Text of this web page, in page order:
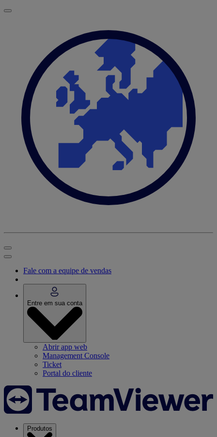
Fale com a equipe de vendas
Entre em sua conta
Abrir app web
Management Console
Ticket
Portal do cliente
Produtos